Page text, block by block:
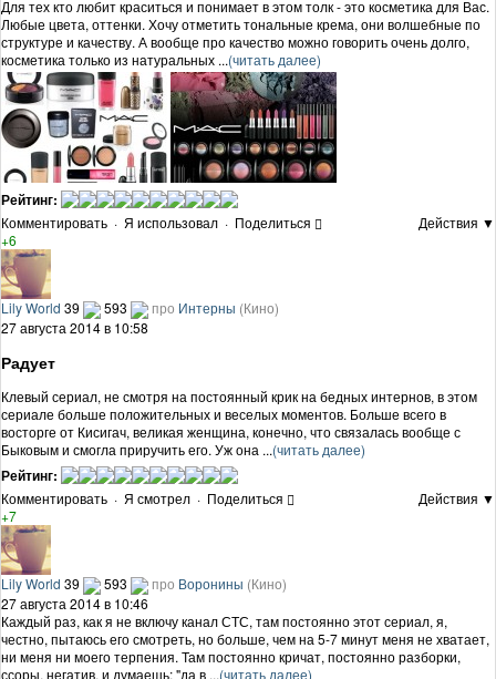
Для тех кто любит краситься и понимает в этом толк - это косметика для Вас.
Любые цвета, оттенки. Хочу отметить тональные крема, они волшебные по
структуре и качеству. А вообще про качество можно говорить очень долго,
косметика только из натуральных ...(читать далее)
Рейтинг:
Комментировать · Я использовал · Поделиться
Действия ▼
+6
Lily World 39 593 про Интерны (Кино)
27 августа 2014 в 10:58
Радует
Клевый сериал, не смотря на постоянный крик на бедных интернов, в этом
сериале больше положительных и веселых моментов. Больше всего в
восторге от Кисигач, великая женщина, конечно, что связалась вообще с
Быковым и смогла приручить его. Уж она ...(читать далее)
Рейтинг:
Комментировать · Я смотрел · Поделиться
Действия ▼
+7
Lily World 39 593 про Воронины (Кино)
27 августа 2014 в 10:46
Каждый раз, как я не включу канал СТС, там постоянно этот сериал, я,
честно, пытаюсь его смотреть, но больше, чем на 5-7 минут меня не хватает,
ни меня ни моего терпения. Там постоянно кричат, постоянно разборки,
ссоры, негатив, и думаешь: "да в ...(читать далее)